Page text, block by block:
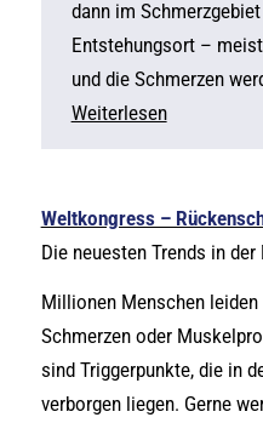
dann im
Entstehungsort –
und die Schmerzen
Weiterlesen
Weltkongress –
Die neuesten Trends in
Millionen Menschen
Schmerzen oder
sind Triggerpunkte, die in
verborgen liegen. Gerne